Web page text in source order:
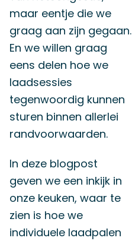
maar eentje die we
graag aan zijn gegaan.
En we willen graag
eens delen hoe we
laadsessies
tegenwoordig kunnen
sturen binnen allerlei
randvoorwaarden.
In deze blogpost
geven we een inkijk in
onze keuken, waar te
zien is hoe we
individuele laadpalen